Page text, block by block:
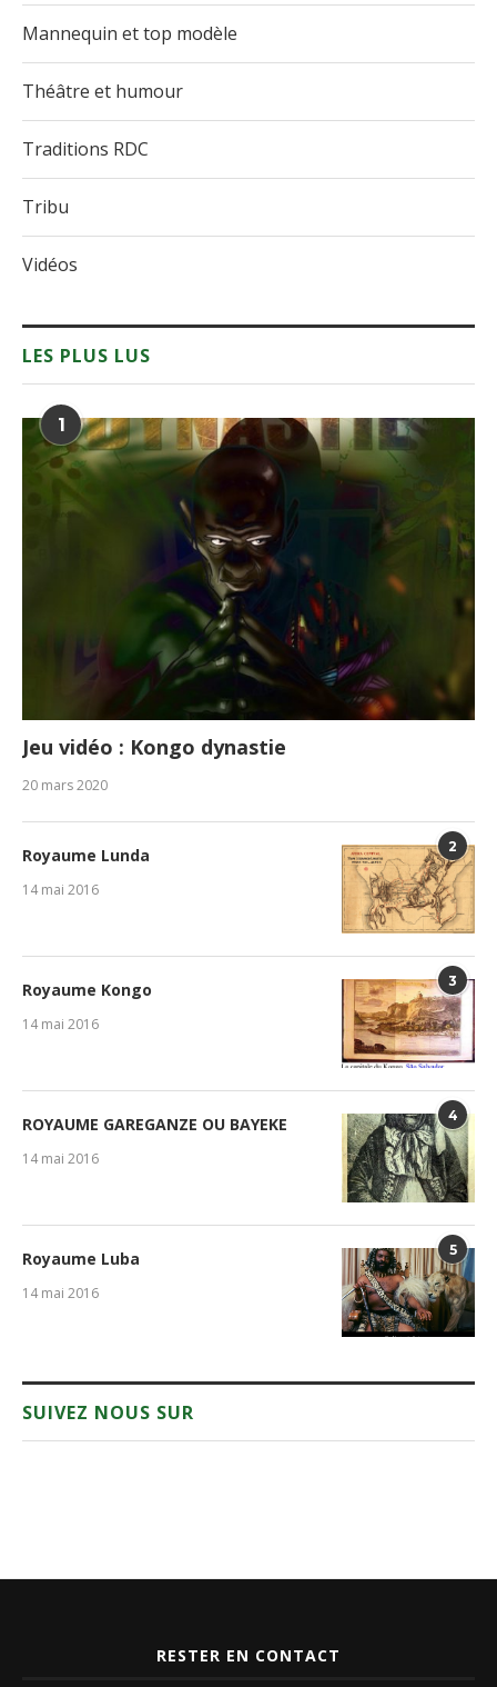
Mannequin et top modèle
Théâtre et humour
Traditions RDC
Tribu
Vidéos
LES PLUS LUS
1
Jeu vidéo : Kongo dynastie
20 mars 2020
2
Royaume Lunda
14 mai 2016
3
Royaume Kongo
14 mai 2016
4
ROYAUME GAREGANZE OU BAYEKE
14 mai 2016
5
Royaume Luba
14 mai 2016
SUIVEZ NOUS SUR
RESTER EN CONTACT